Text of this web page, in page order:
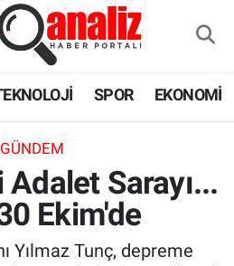
SPOR EKONOMİ
GÜNDEM
Adalet Sarayı...
Ekim'de
Yılmaz Tunç, depreme
ve Fikstür